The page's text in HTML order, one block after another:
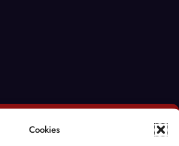
Cookies